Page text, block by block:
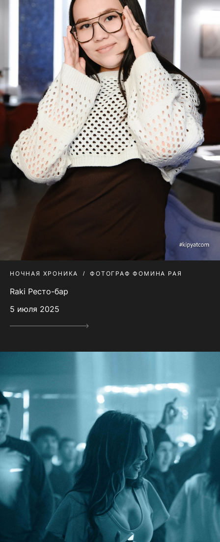
НОЧНАЯ ХРОНИКА ФОТОГРАФ ФОМИНА РАЯ
Raki Ресто-бар
5 июля 2025